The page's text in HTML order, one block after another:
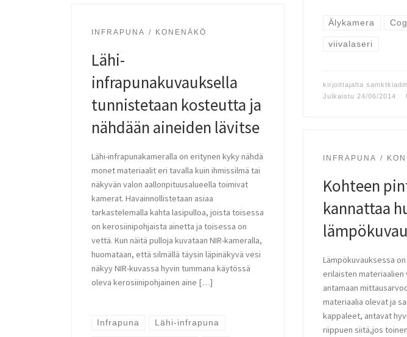
Älykamera
viivalaseri
kirjoittajalta
Julkaistu 24/06/2014
INFRAPUNA KONENÄKÖ
Lähi-
infrapunakuvauksella
tunnistetaan kosteutta ja
nähdään aineiden lävitse
Lähi-infrapunakameralla on eritynen kyky nähdä
monet materiaalit eri tavalla kuin ihmissilmä tai
näkyvän valon aallonpituusalueella toimivat
kamerat. Havainnollistetaan asiaa
tarkastelemalla kahta lasipulloa, joista toisessa
on kerosiinipohjaista ainetta ja toisessa on
vettä. Kun näitä pulloja kuvataan NIR-kameralla,
huomataan, että silmällä täysin läpinäkyvä vesi
näkyy NIR-kuvassa hyvin tummana käytössä
oleva kerosiinipohjainen aine […]
Infrapuna Lähi-infrapuna
INFRAPUNA
Kohteen
kannattaa
Lämpökuvauksessa
erilaisten materiaalien
antamaan
materiaalia olevat ja
kappaleet, antavat
riippuen siitä,jos